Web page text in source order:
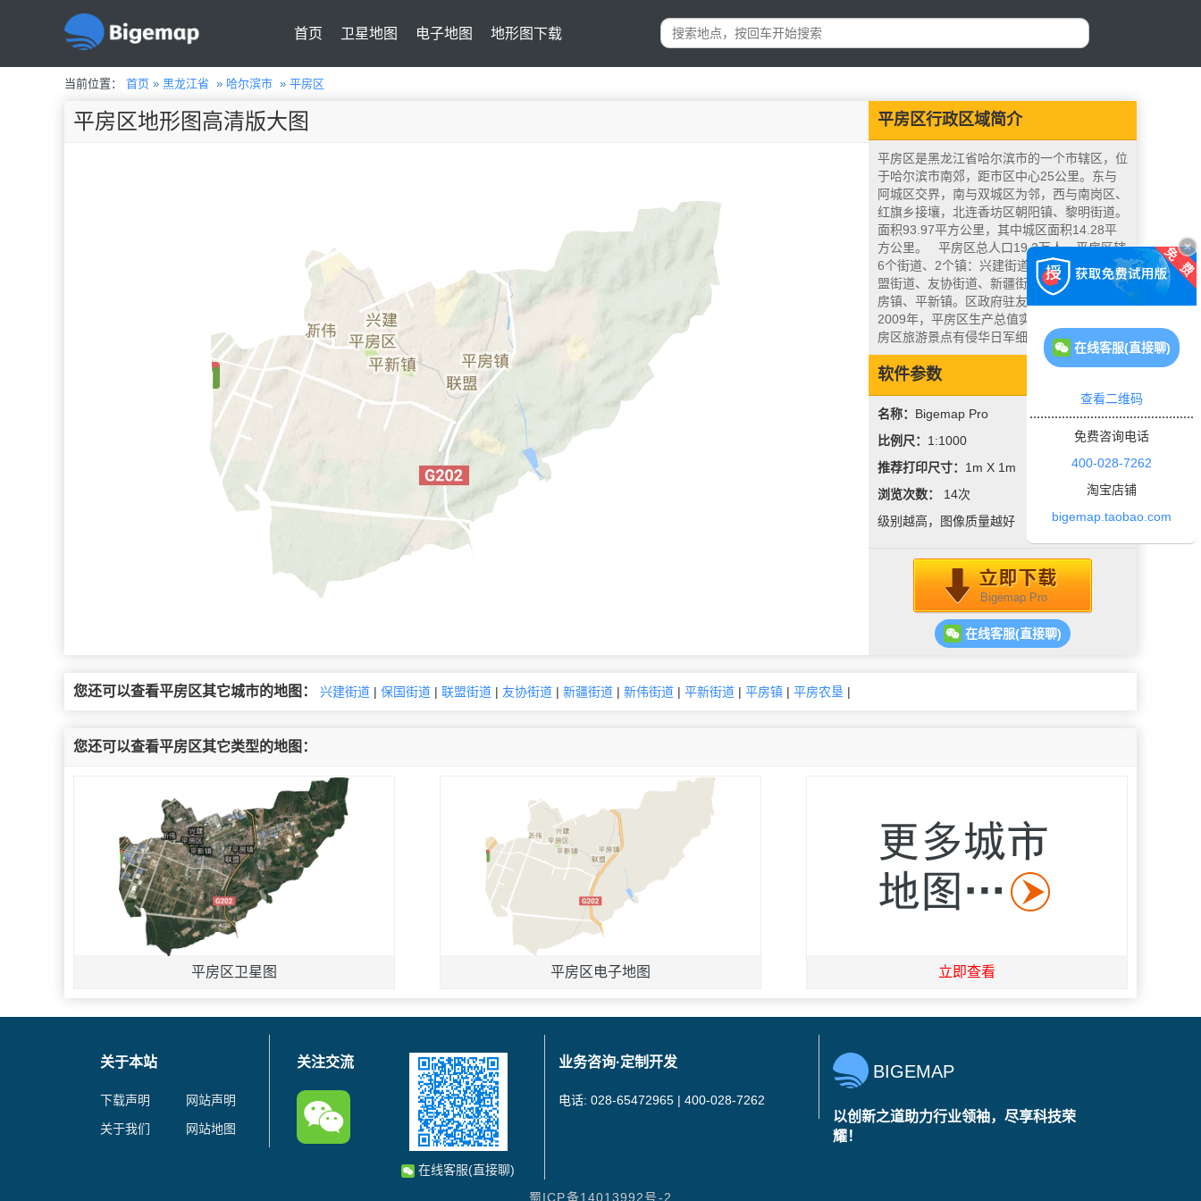
首页 卫星地图 电子地图 地形图下载
当前位置： 首页 » 黑龙江省 » 哈尔滨市 » 平房区
平房区行政区域简介
平房区是黑龙江省哈尔滨市的一个市辖区，位
于哈尔滨市南郊，距市区中心25公里。东与
阿城区交界，南与双城区为邻，西与南岗区、
红旗乡接壤，北连香坊区朝阳镇、黎明街道。
面积93.97平方公里，其中城区面积14.28平
方公里。 平房区总人口19.2万人。平房区辖
6个街道、2个镇：兴建街道、保国街道、联
盟街道、友协街道、新疆街道、新伟街道、平
房镇、平新镇。区政府驻友协大街98号。
2009年，平房区生产总值实现95.6亿元。平
房区旅游景点有侵华日军细菌实验工厂遗址。
软件参数
名称： Bigemap Pro
比例尺： 1:1000
推荐打印尺寸： 1m X 1m
浏览次数： 14次
级别越高，图像质量越好
Bigemap Pro
在线客服(直接聊)
平房区地形图高清版大图
您还可以查看平房区其它城市的地图： 兴建街道 | 保国街道 | 联盟街道 | 友协街道 | 新疆街道 | 新伟街道 | 平新街道 | 平房镇 | 平房农垦 |
您还可以查看平房区其它类型的地图：
平房区卫星图 平房区电子地图 立即查看
关于本站
下载声明
网站声明
关于我们
网站地图
关注交流
在线客服(直接聊)
业务咨询·定制开发
电话: 028-65472965 | 400-028-7262
BIGEMAP
以创新之道助力行业领袖，尽享科技荣
耀！
蜀ICP备14013992号-2
在线客服(直接聊)
查看二维码
免费咨询电话
400-028-7262
淘宝店铺
bigemap.taobao.com